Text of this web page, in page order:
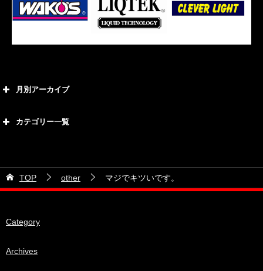
月別アーカイブ
2026年5月
2026年4月
2026年2月
カテゴリー一覧
21号車
28号車
TOP other マジでキツいです。
Category
Archives